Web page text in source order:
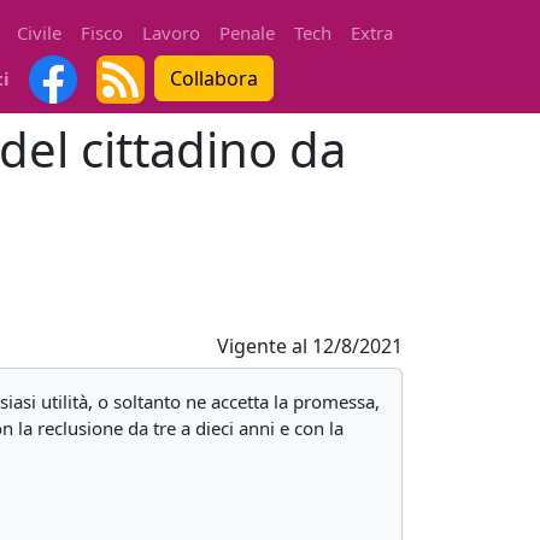
Civile Fisco Lavoro Penale Tech
Extra
Collabora
cittadino da
Vigente al 12/8/2021
utilità, o soltanto ne accetta la promessa,
la reclusione da tre a dieci anni e con la